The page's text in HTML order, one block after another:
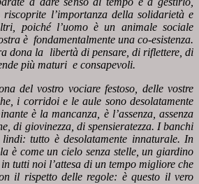
l’importanza della solidarietà e
poiché l’uomo è un animale sociale
è fondamentalmente una co-esistenza.
dona la libertà di pensare, di riflettere, di
più maturi e consapevoli.
del vostro vociare festoso, delle vostre
i corridoi e le aule sono desolatamente
è la mancanza, è l’assenza, assenza
di giovinezza, di spensieratezza. I banchi
tutto è desolatamente innaturale. In
è come un cielo senza stelle, un giardino
tutti noi l’attesa di un tempo migliore che
il rispetto delle regole: è questo il vero